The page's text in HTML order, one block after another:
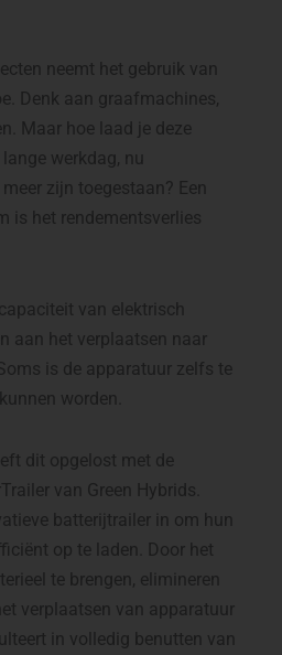
neemt het gebruik van
Denk aan graafmachines,
Maar hoe laad je deze
werkdag, nu
zijn toegestaan? Een
is het rendementsverlies
van elektrisch
aan het verplaatsen naar
is de apparatuur zelfs te
worden.
dit opgelost met de
van Green Hybrids.
batterijtrailer in om hun
op te laden. Door het
te brengen, elimineren
verplaatsen van apparatuur
in volledig benutten van